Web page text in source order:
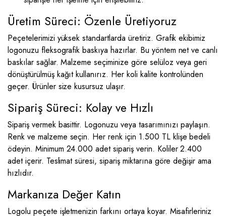
Üretim Süreci: Özenle Üretiyoruz
Peçetelerimizi yüksek standartlarda üretiriz. Grafik ekibimiz
logonuzu fleksografik baskıya hazırlar. Bu yöntem net ve canlı
baskılar sağlar. Malzeme seçiminize göre selüloz veya geri
dönüştürülmüş kağıt kullanırız. Her koli kalite kontrolünden
geçer. Ürünler size kusursuz ulaşır.
Sipariş Süreci: Kolay ve Hızlı
Sipariş vermek basittir. Logonuzu veya tasarımınızı paylaşın.
Renk ve malzeme seçin. Her renk için 1.500 TL klişe bedeli
ödeyin. Minimum 24.000 adet sipariş verin. Koliler 2.400
adet içerir. Teslimat süresi, sipariş miktarına göre değişir ama
hızlıdır.
Markanıza Değer Katın
Logolu peçete işletmenizin farkını ortaya koyar. Misafirleriniz